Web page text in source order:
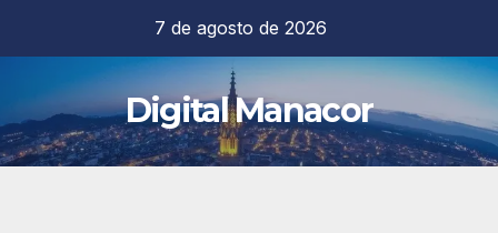
contenido
7 de agosto de 2026
Digital Manacor